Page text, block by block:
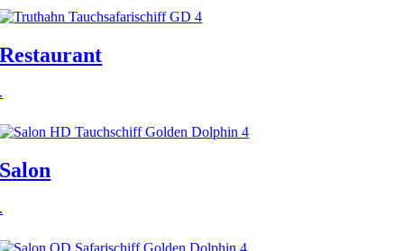
Restaurant
.
Salon
.